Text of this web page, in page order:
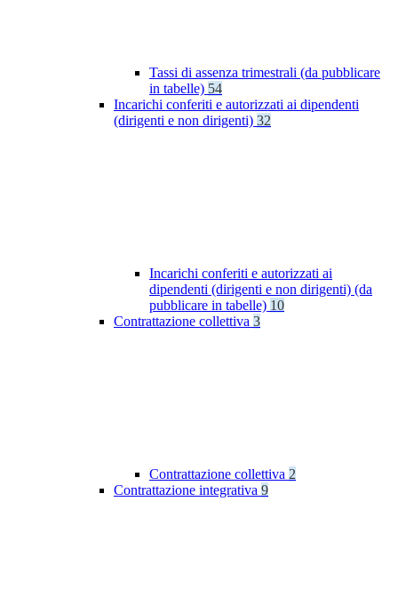
Tassi di assenza trimestrali (da pubblicare
in tabelle) 54
Incarichi conferiti e autorizzati ai dipendenti
(dirigenti e non dirigenti) 32
Incarichi conferiti e autorizzati ai
dipendenti (dirigenti e non dirigenti) (da
pubblicare in tabelle) 10
Contrattazione collettiva 3
Contrattazione collettiva 2
Contrattazione integrativa 9